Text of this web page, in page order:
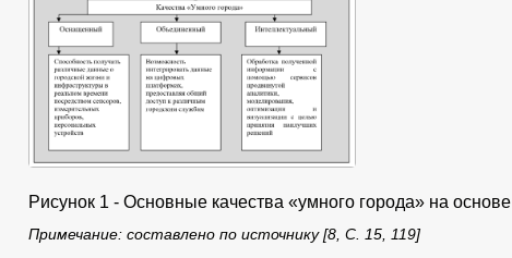
Рисунок 1 - Основные качества «умного города» на
Примечание: составлено по источнику [8, С. 15, 119]